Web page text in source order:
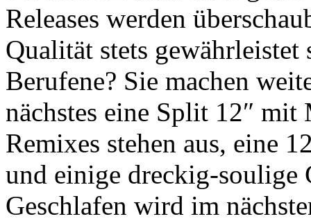
Releases werden
Qualität stets gewährleistet
Berufene? Sie machen
nächstes eine Split 12″
Remixes stehen aus, eine
und einige dreckig-
Geschlafen wird im